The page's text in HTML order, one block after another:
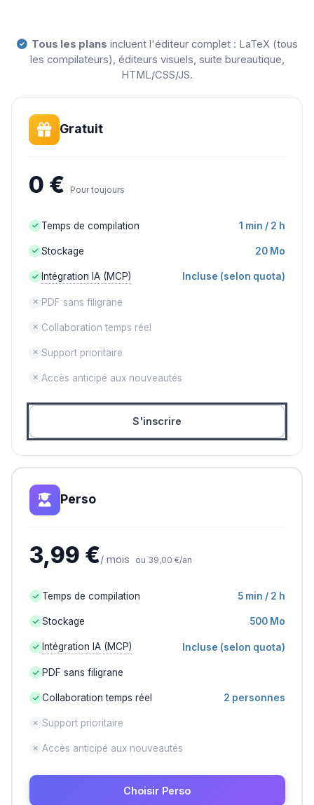
Tous les plans incluent l'éditeur complet : LaTeX (tous
les compilateurs), éditeurs visuels, suite bureautique,
HTML/CSS/JS.
Gratuit
0 € Pour toujours
Temps de compilation 1 min / 2 h
Stockage 20 Mo
Intégration IA (MCP) Incluse (selon quota)
PDF sans filigrane
Collaboration temps réel
Support prioritaire
Accès anticipé aux nouveautés
S'inscrire
Perso
3,99 €/ mois ou 39,00 €/an
Temps de compilation 5 min / 2 h
Stockage 500 Mo
Intégration IA (MCP) Incluse (selon quota)
PDF sans filigrane
Collaboration temps réel 2 personnes
Support prioritaire
Accès anticipé aux nouveautés
Choisir Perso